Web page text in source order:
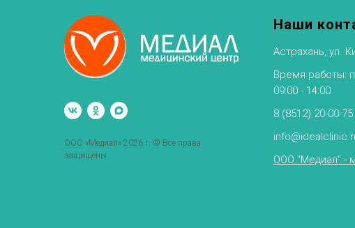
ООО «Медиал» 2026 г. © Все права
защищены.
Наши
Астрахань, ул.
Время работы:
09:00 - 14:00
8 (8512) 20-00-75
ООО "Медиал" -